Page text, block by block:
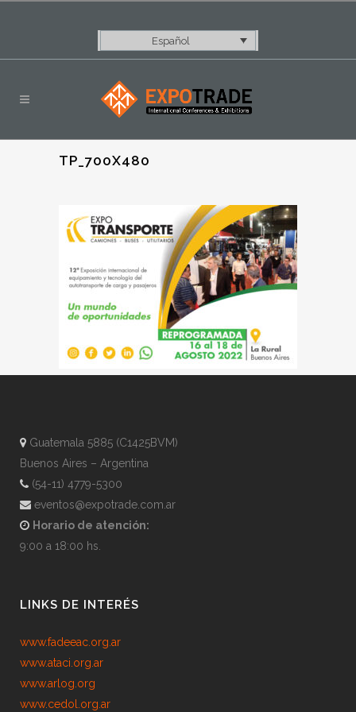
Español
TP_700X480
Guatemala 5885 (C1425BVM)
Buenos Aires – Argentina
(54-11) 4779-5300
eventos@expotrade.com.ar
Horario de atención:
9:00 a 18:00 hs.
LINKS DE INTERÉS
www.fadeeac.org.ar
www.ataci.org.ar
www.arlog.org
www.cedol.org.ar